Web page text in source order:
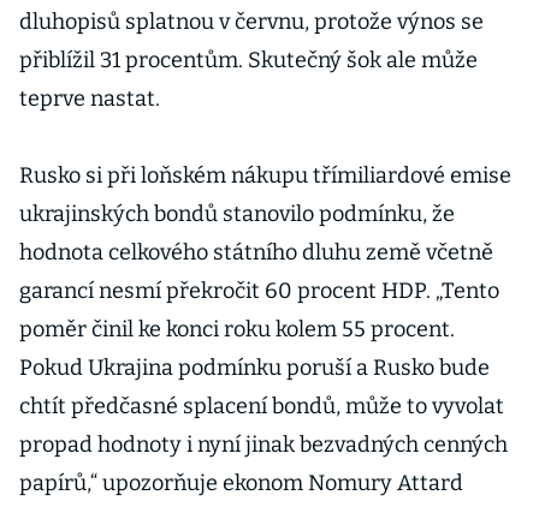
dluhopisů splatnou v červnu, protože výnos se
přiblížil 31 procentům. Skutečný šok ale může
teprve nastat.
Rusko si při loňském nákupu třímiliardové emise
ukrajinských bondů stanovilo podmínku, že
hodnota celkového státního dluhu země včetně
garancí nesmí překročit 60 procent HDP. „Tento
poměr činil ke konci roku kolem 55 procent.
Pokud Ukrajina podmínku poruší a Rusko bude
chtít předčasné splacení bondů, může to vyvolat
propad hodnoty i nyní jinak bezvadných cenných
papírů,“ upozorňuje ekonom Nomury Attard